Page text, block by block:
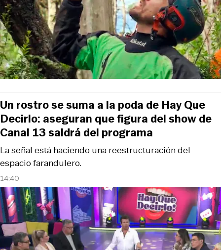
14:40
La señal está haciendo una reestructuración del
espacio farandulero.
Un rostro se suma a la poda de Hay Que
Decirlo: aseguran que figura del show de
Canal 13 saldrá del programa